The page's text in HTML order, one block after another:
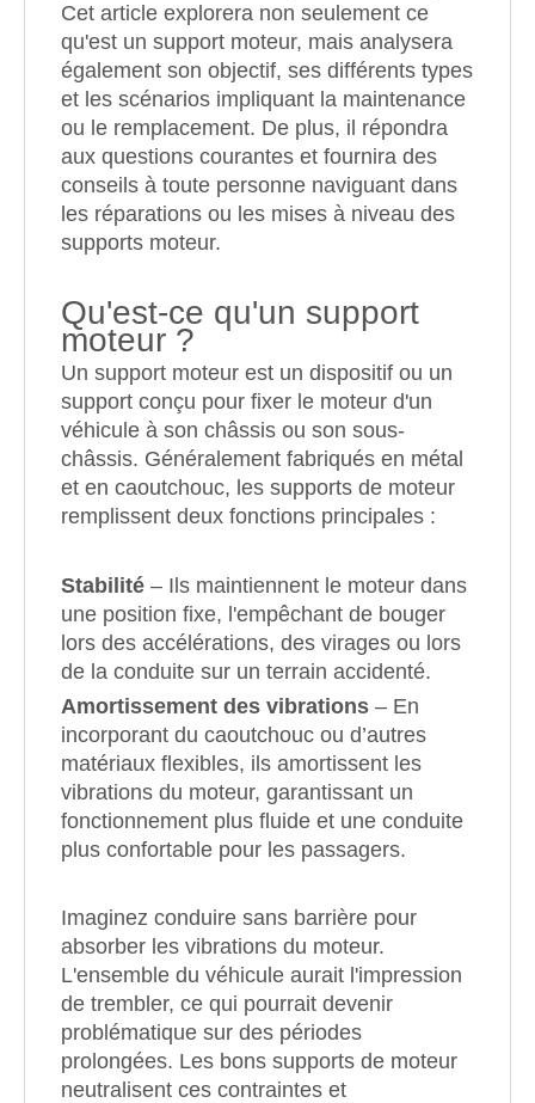
Cet article explorera non seulement ce
qu'est un support moteur, mais analysera
également son objectif, ses différents types
et les scénarios impliquant la maintenance
ou le remplacement. De plus, il répondra
aux questions courantes et fournira des
conseils à toute personne naviguant dans
les réparations ou les mises à niveau des
supports moteur.
Qu'est-ce qu'un support
moteur ?
Un support moteur est un dispositif ou un
support conçu pour fixer le moteur d'un
véhicule à son châssis ou son sous-
châssis. Généralement fabriqués en métal
et en caoutchouc, les supports de moteur
remplissent deux fonctions principales :
Stabilité – Ils maintiennent le moteur dans
une position fixe, l'empêchant de bouger
lors des accélérations, des virages ou lors
de la conduite sur un terrain accidenté.
Amortissement des vibrations – En
incorporant du caoutchouc ou d’autres
matériaux flexibles, ils amortissent les
vibrations du moteur, garantissant un
fonctionnement plus fluide et une conduite
plus confortable pour les passagers.
Imaginez conduire sans barrière pour
absorber les vibrations du moteur.
L'ensemble du véhicule aurait l'impression
de trembler, ce qui pourrait devenir
problématique sur des périodes
prolongées. Les bons supports de moteur
neutralisent ces contraintes et